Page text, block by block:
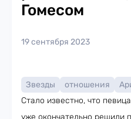
Гомесом
19 сентября 2023
Звезды отношения
Стало известно, что
уже окончательно решили